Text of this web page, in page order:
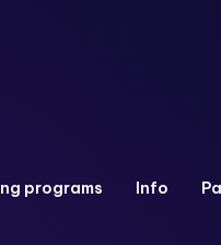
programs Info